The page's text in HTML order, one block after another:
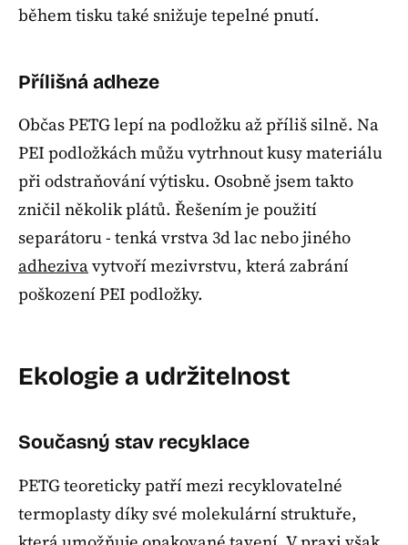
během tisku také snižuje tepelné pnutí.
Přílišná adheze
Občas PETG lepí na podložku až příliš silně. Na
PEI podložkách můžu vytrhnout kusy materiálu
při odstraňování výtisku. Osobně jsem takto
zničil několik plátů. Řešením je použití
separátoru - tenká vrstva 3d lac nebo jiného
adhezivavytvoří mezivrstvu, která zabrání
poškození PEI podložky.
Ekologie a udržitelnost
Současný stav recyklace
PETG teoreticky patří mezi recyklovatelné
termoplasty díky své molekulární struktuře,